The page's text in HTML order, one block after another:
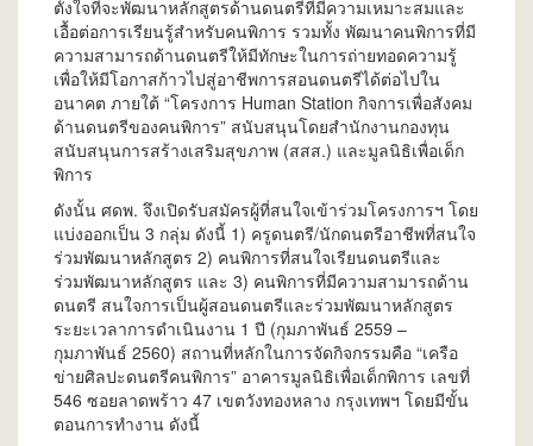
ตั้งใจที่จะพัฒนาหลักสูตรด้านดนตรีที่มีความเหมาะสมและ
เอื้อต่อการเรียนรู้สำหรับคนพิการ รวมทั้ง พัฒนาคนพิการที่มี
ความสามารถด้านดนตรีให้มีทักษะในการถ่ายทอดความรู้
เพื่อให้มีโอกาสก้าวไปสู่อาชีพการสอนดนตรีได้ต่อไปใน
อนาคต ภายใต้ “โครงการ Human Station กิจการเพื่อสังคม
ด้านดนตรีของคนพิการ” สนับสนุนโดยสำนักงานกองทุน
สนับสนุนการสร้างเสริมสุขภาพ (สสส.) และมูลนิธิเพื่อเด็ก
พิการ
ดังนั้น ศดพ. จึงเปิดรับสมัครผู้ที่สนใจเข้าร่วมโครงการฯ โดย
แบ่งออกเป็น 3 กลุ่ม ดังนี้ 1) ครูดนตรี/นักดนตรีอาชีพที่สนใจ
ร่วมพัฒนาหลักสูตร 2) คนพิการที่สนใจเรียนดนตรีและ
ร่วมพัฒนาหลักสูตร และ 3) คนพิการที่มีความสามารถด้าน
ดนตรี สนใจการเป็นผู้สอนดนตรีและร่วมพัฒนาหลักสูตร
ระยะเวลาการดำเนินงาน 1 ปี (กุมภาพันธ์ 2559 –
กุมภาพันธ์ 2560) สถานที่หลักในการจัดกิจกรรมคือ “เครือ
ข่ายศิลปะดนตรีคนพิการ” อาคารมูลนิธิเพื่อเด็กพิการ เลขที่
546 ซอยลาดพร้าว 47 เขตวังทองหลาง กรุงเทพฯ โดยมีขั้น
ตอนการทำงาน ดังนี้